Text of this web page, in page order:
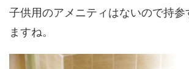
子供用のアメニティはないので持参
ますね。